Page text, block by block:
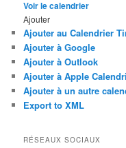
Voir le calendrier
Ajouter
Ajouter au Calendrier
Ajouter à Google
Ajouter à Outlook
Ajouter à Apple
Ajouter à un autre
Export to XML
RÉSEAUX SOCIAUX